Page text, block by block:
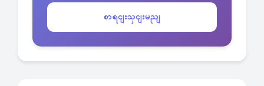
စာရငျးသှငျးမညျ